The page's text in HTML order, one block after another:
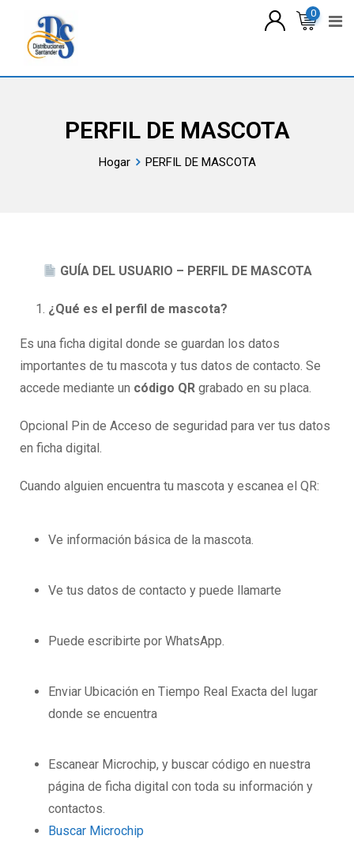
0
PERFIL DE MASCOTA
Hogar PERFIL DE MASCOTA
GUÍA DEL USUARIO – PERFIL DE MASCOTA
¿Qué es el perfil de mascota?
Es una ficha digital donde se guardan los datos
importantes de tu mascota y tus datos de contacto. Se
accede mediante un código QR grabado en su placa.
Opcional Pin de Acceso de seguridad para ver tus datos
en ficha digital.
Cuando alguien encuentra tu mascota y escanea el QR:
Ve información básica de la mascota.
Ve tus datos de contacto y puede llamarte
Puede escribirte por WhatsApp.
Enviar Ubicación en Tiempo Real Exacta del lugar
donde se encuentra
Escanear Microchip, y buscar código en nuestra
página de ficha digital con toda su información y
contactos.
Buscar Microchip